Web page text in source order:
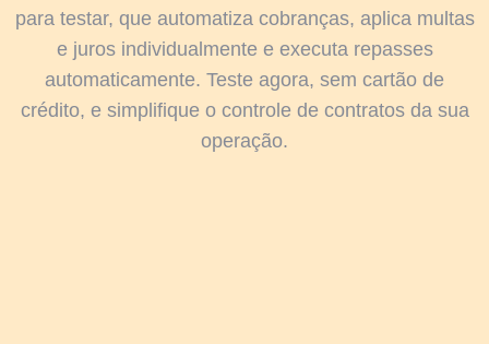
para testar, que automatiza cobranças, aplica multas
e juros individualmente e executa repasses
automaticamente. Teste agora, sem cartão de
crédito, e simplifique o controle de contratos da sua
operação.